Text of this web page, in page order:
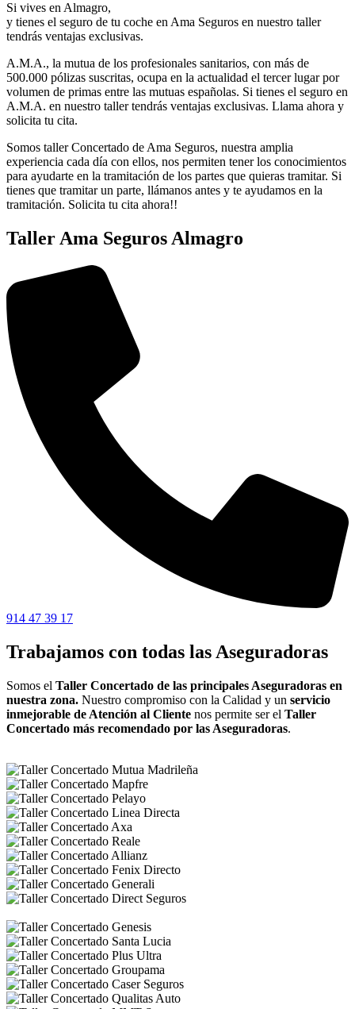
Si vives en Almagro,
y tienes el seguro de tu coche en Ama Seguros en nuestro taller
tendrás ventajas exclusivas.
A.M.A., la mutua de los profesionales sanitarios, con más de
500.000 pólizas suscritas, ocupa en la actualidad el tercer lugar por
volumen de primas entre las mutuas españolas. Si tienes el seguro en
A.M.A. en nuestro taller tendrás ventajas exclusivas. Llama ahora y
solicita tu cita.
Somos taller Concertado de Ama Seguros, nuestra amplia
experiencia cada día con ellos, nos permiten tener los conocimientos
para ayudarte en la tramitación de los partes que quieras tramitar. Si
tienes que tramitar un parte, llámanos antes y te ayudamos en la
tramitación. Solicita tu cita ahora!!
Taller Ama Seguros Almagro
914 47 39 17
Trabajamos con todas las Aseguradoras
Somos el Taller Concertado de las principales Aseguradoras en
nuestra zona. Nuestro compromiso con la Calidad y un servicio
inmejorable de Atención al Cliente nos permite ser el Taller
Concertado más recomendado por las Aseguradoras.